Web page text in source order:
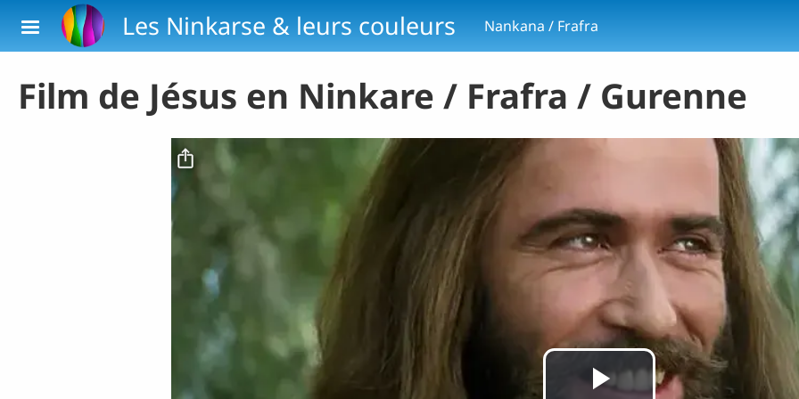
Aller au contenu principalLes Ninkarse & leurs couleurs Nankana / Frafra
Film de Jésus en Ninkare / Frafra / Gurenne